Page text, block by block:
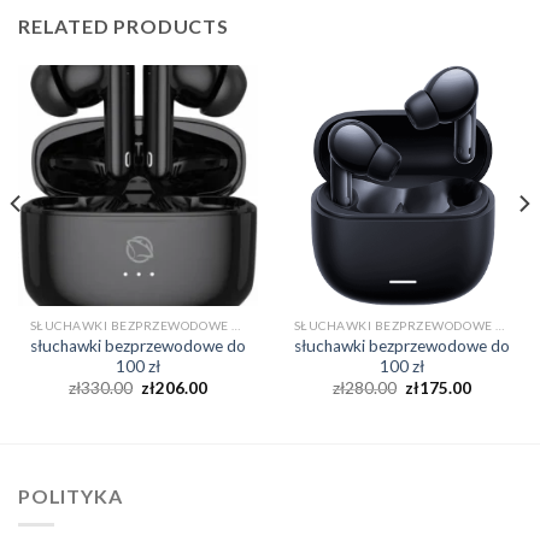
RELATED PRODUCTS
słuchawki bezprzewodowe do
100 zł
zł330.00 zł206.00
słuchawki bezprzewodowe do
100 zł
zł280.00 zł175.00
POLITYKA